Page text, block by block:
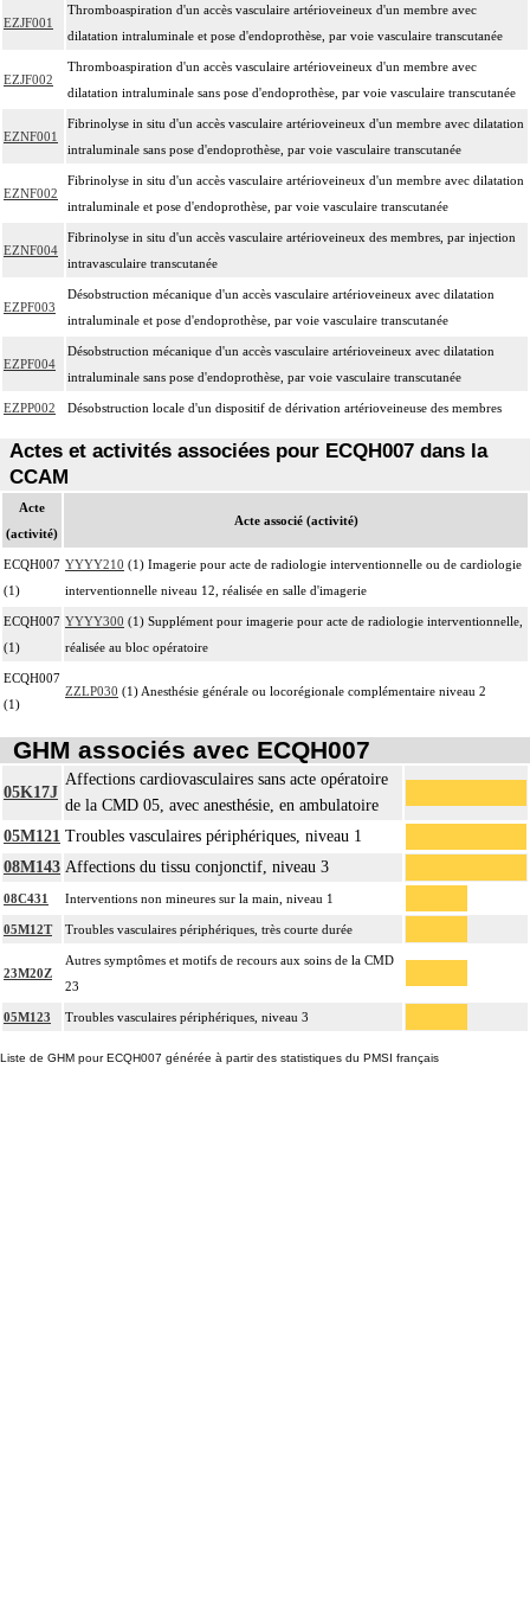
EZJF001
Thromboaspiration d'un accès vasculaire artérioveineux d'un membre avec
dilatation intraluminale et pose d'endoprothèse, par voie vasculaire transcutanée
EZJF002
Thromboaspiration d'un accès vasculaire artérioveineux d'un membre avec
dilatation intraluminale sans pose d'endoprothèse, par voie vasculaire transcutanée
EZNF001
Fibrinolyse in situ d'un accès vasculaire artérioveineux d'un membre avec dilatation
intraluminale sans pose d'endoprothèse, par voie vasculaire transcutanée
EZNF002
Fibrinolyse in situ d'un accès vasculaire artérioveineux d'un membre avec dilatation
intraluminale et pose d'endoprothèse, par voie vasculaire transcutanée
EZNF004
Fibrinolyse in situ d'un accès vasculaire artérioveineux des membres, par injection
intravasculaire transcutanée
EZPF003
Désobstruction mécanique d'un accès vasculaire artérioveineux avec dilatation
intraluminale et pose d'endoprothèse, par voie vasculaire transcutanée
EZPF004
Désobstruction mécanique d'un accès vasculaire artérioveineux avec dilatation
intraluminale sans pose d'endoprothèse, par voie vasculaire transcutanée
EZPP002 Désobstruction locale d'un dispositif de dérivation artérioveineuse des membres
Actes et activités associées pour ECQH007 dans la
CCAM
Acte
(activité)
Acte associé (activité)
ECQH007
(1)
YYYY210 (1) Imagerie pour acte de radiologie interventionnelle ou de cardiologie
interventionnelle niveau 12, réalisée en salle d'imagerie
ECQH007
(1)
YYYY300 (1) Supplément pour imagerie pour acte de radiologie interventionnelle,
réalisée au bloc opératoire
ECQH007
(1)
ZZLP030 (1) Anesthésie générale ou locorégionale complémentaire niveau 2
GHM associés avec ECQH007
05K17J
Affections cardiovasculaires sans acte opératoire
de la CMD 05, avec anesthésie, en ambulatoire
05M121 Troubles vasculaires périphériques, niveau 1
08M143 Affections du tissu conjonctif, niveau 3
08C431 Interventions non mineures sur la main, niveau 1
05M12T Troubles vasculaires périphériques, très courte durée
23M20Z
Autres symptômes et motifs de recours aux soins de la CMD
23
05M123 Troubles vasculaires périphériques, niveau 3
Liste de GHM pour ECQH007 générée à partir des statistiques du PMSI français